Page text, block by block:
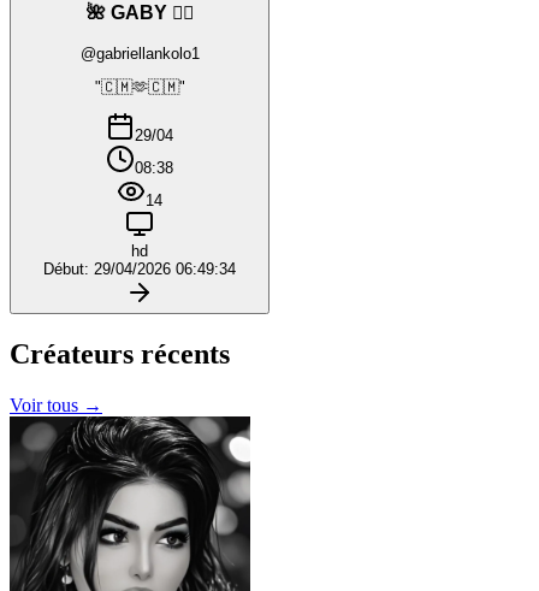
🌺 GABY ❤️‍🔥
@gabriellankolo1
"🇨🇲🫶🇨🇲"
29/04
08:38
14
hd
Début: 29/04/2026 06:49:34
Créateurs récents
Voir tous →